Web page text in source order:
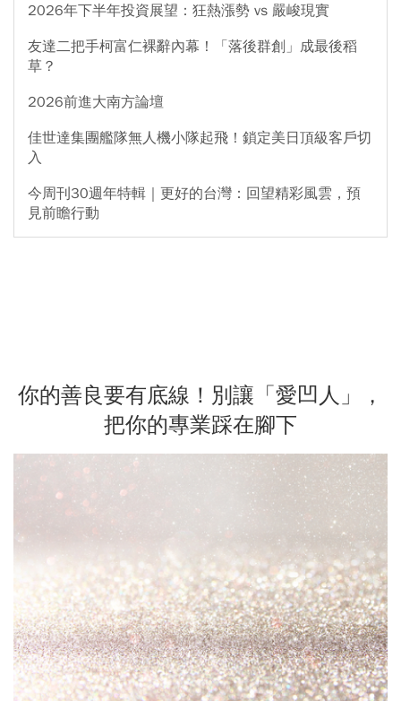
2026年下半年投資展望：狂熱漲勢 vs 嚴峻現實
友達二把手柯富仁裸辭內幕！「落後群創」成最後稻
草？
2026前進大南方論壇
佳世達集團艦隊無人機小隊起飛！鎖定美日頂級客戶切
入
今周刊30週年特輯｜更好的台灣：回望精彩風雲，預
見前瞻行動
你的善良要有底線！別讓「愛凹人」，
把你的專業踩在腳下